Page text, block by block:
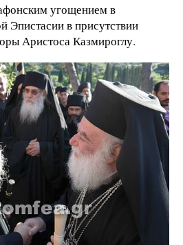
угощением в
в присутствии
Аристоса Казмироглу.